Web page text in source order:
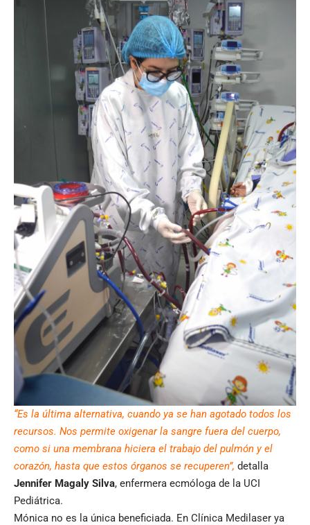
“Es la última alternativa, cuando ya se han agotado todos los
recursos. Nos permite oxigenar la sangre fuera del cuerpo,
como si una membrana hiciera el trabajo del pulmón y el
corazón, hasta que estos órganos se recuperen”, detalla
Jennifer Magaly Silva, enfermera ecmóloga de la UCI
Pediátrica.
Mónica no es la única beneficiada. En Clínica Medilaser ya